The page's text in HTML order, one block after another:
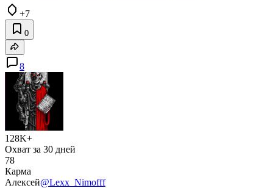
+7
0
8
128K+
Охват за 30 дней
78
Карма
Алексей@Lexx_Nimofff